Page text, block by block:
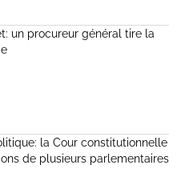
un procureur général tire la
la Cour constitutionnelle
de plusieurs parlementaires